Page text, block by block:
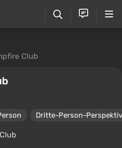
Club
Dritte-Person-